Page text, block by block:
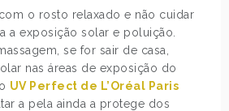
o rosto relaxado e não cuidar
a exposição solar e poluição.
se for sair de casa,
nas áreas de exposição do
UV Perfect de L’Oréal Paris
a pela ainda a protege dos